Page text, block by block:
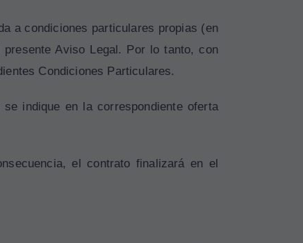
a condiciones particulares propias (en
Aviso Legal. Por lo tanto, con
Condiciones Particulares.
indique en la correspondiente oferta
el contrato finalizará en el